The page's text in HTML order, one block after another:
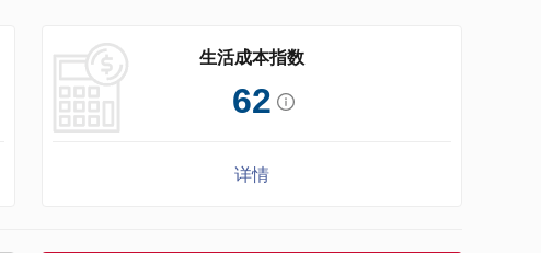
生活成本指数
62
详情